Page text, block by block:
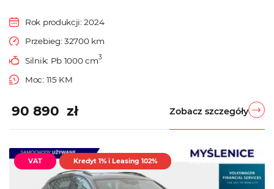
Rok produkcji: 2024
Przebieg: 32700 km
Silnik: Pb 1000 cm3
Moc: 115 KM
90 890 zł Zobacz szczegóły
VAT Kredyt 1% i Leasing 102%